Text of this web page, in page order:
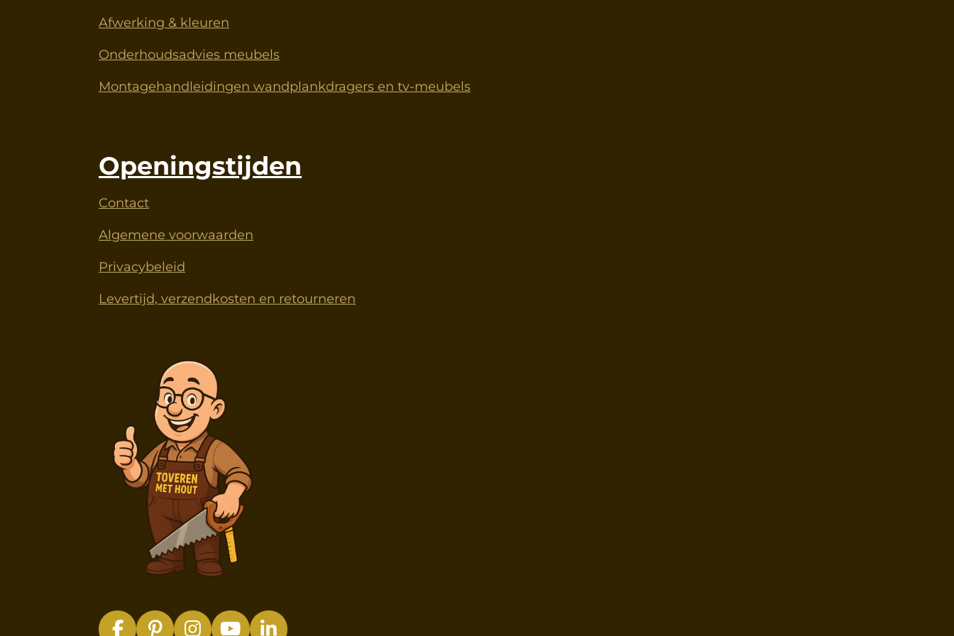
Afwerking & kleuren
Onderhoudsadvies meubels
Montagehandleidingen wandplankdragers en tv-meubels
Openingstijden
Contact
Algemene voorwaarden
Privacybeleid
Levertijd, verzendkosten en retourneren